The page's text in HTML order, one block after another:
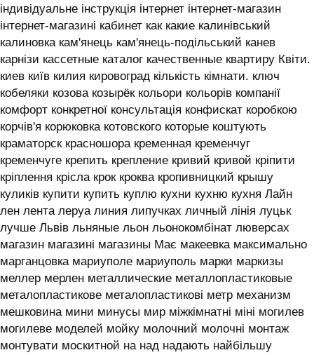
індивідуальне інструкція інтернет інтернет-магазин
інтернет-магазині кабинет как какие калинівський
калиновка кам'янець кам'янець-подільський канев
карнізи кассетные каталог качественные квартиру Квіти.
киев київ килия кировоград кількість кімнати. ключ
кобеляки козова козырёк кольори кольорів компанії
комфорт конкретної консультація конфискат коробкою
корчів'я корюковка котовского которые коштують
краматорск красношора кременная кременчуг
кременчуге крепить крепление кривий кривой кріпити
кріплення крісла крок кроква кропивницкий крышу
куликів купити купить куплю кухни кухню кухня ‎Лайн
лен лента леруа линия липучках личный лінія луцьк
лучше Львів льняные льон льонокомбінат люверсах
магазин магазині магазины Має макеевка максимально
марганцовка мариуполе мариуполь марки маркизы
меллер мерлен металлические металлопластиковые
металопластикове металопластикові метр механизм
мешковина мини минусы мир міжкімнатні міні могилев
могилеве моделей мойку молочний молочні монтаж
монтувати москитной на над надають найбільшу